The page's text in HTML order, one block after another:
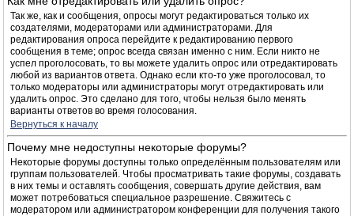
Так же, как и сообщения, опросы могут редактироваться только их
создателями, модераторами или администраторами. Для
редактирования опроса перейдите к редактированию первого
сообщения в теме; опрос всегда связан именно с ним. Если никто не
успел проголосовать, то вы можете удалить опрос или отредактировать
любой из вариантов ответа. Однако если кто-то уже проголосовал, то
только модераторы или администраторы могут отредактировать или
удалить опрос. Это сделано для того, чтобы нельзя было менять
варианты ответов во время голосования.
Вернуться к началу
Почему мне недоступны некоторые форумы?
Некоторые форумы доступны только определённым пользователям или
группам пользователей. Чтобы просматривать такие форумы, создавать
в них темы и оставлять сообщения, совершать другие действия, вам
может потребоваться специальное разрешение. Свяжитесь с
модератором или администратором конференции для получения такого